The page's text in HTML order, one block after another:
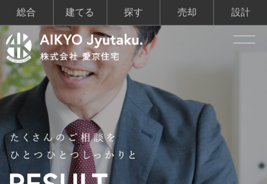
総合 建てる 探す 売却 設計